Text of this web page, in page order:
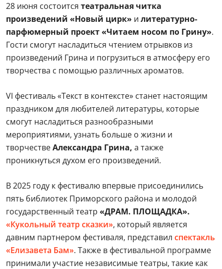
28 июня состоится театральная читка
произведений «Новый цирк» и литературно-
парфюмерный проект «Читаем носом по Грину».
Гости смогут насладиться чтением отрывков из
произведений Грина и погрузиться в атмосферу его
творчества с помощью различных ароматов.
VI фестиваль «Текст в контексте» станет настоящим
праздником для любителей литературы, которые
смогут насладиться разнообразными
мероприятиями, узнать больше о жизни и
творчествеАлександра Грина, а также
проникнуться духом его произведений.
В 2025 году к фестивалю впервые присоединились
пять библиотек Приморского района и молодой
государственный театр «ДРАМ. ПЛОЩАДКА».
«Кукольный театр сказки», который является
давним партнером фестиваля, представил спектакль
«Елизавета Бам». Также в фестивальной программе
принимали участие независимые театры, такие как